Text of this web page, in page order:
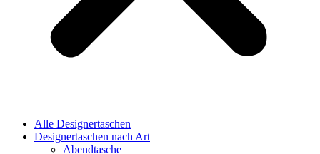
Alle Designertaschen
Designertaschen nach Art
Abendtasche